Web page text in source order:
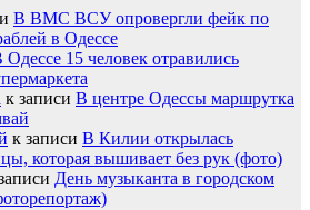
В ВМС ВСУ опровергли фейк по
в Одессе
Одессе 15 человек отравились
к записи В центре Одессы маршрутка
к записи В Килии открылась
которая вышивает без рук (фото)
День музыканта в городском